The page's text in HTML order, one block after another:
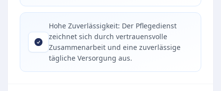
Hohe Zuverlässigkeit: Der Pflegedienst
zeichnet sich durch vertrauensvolle
Zusammenarbeit und eine zuverlässige
tägliche Versorgung aus.